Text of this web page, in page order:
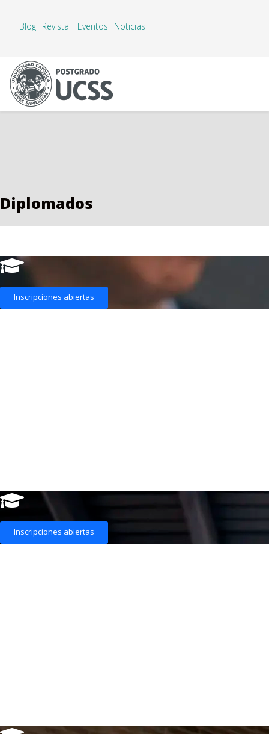
Blog Revista Eventos Noticias
Diplomados
Inscripciones abiertas
Inscripciones abiertas